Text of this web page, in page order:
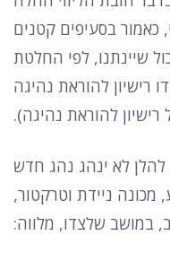
, כאמור בסעיפים קטנים
שיינתנו, לפי החלטת
רישיון להוראת נהיגה
רישיון להוראת נהיגה).
לא ינהג נהג חדש
, מכונה ניידת וטרקטור,
, במושב שלצדו, מלווה: